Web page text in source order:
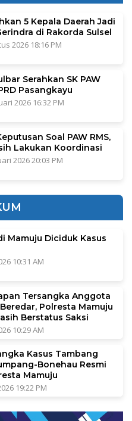
5 Kepala Daerah Jadi
di Rakorda Sulsel
2026 18:16 PM
Serahkan SK PAW
Pasangkayu
2026 16:32 PM
Soal PAW RMS,
Lakukan Koordinasi
2026 20:03 PM
Mamuju Diciduk Kasus
10:31 AM
Tersangka Anggota
Polresta Mamuju
Berstatus Saksi
10:29 AM
Kasus Tambang
Bonehau Resmi
Mamuju
19:22 PM